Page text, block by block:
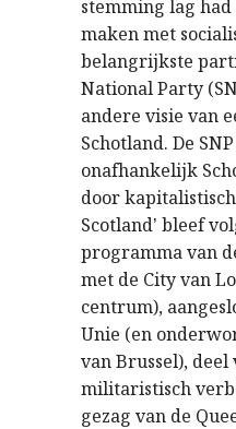
stemming lag
maken met
belangrijkste
National Party
andere visie van
Schotland. De
onafhankelijk
door
Scotland’ bleef
programma van
met de City van
centrum),
Unie (en
van Brussel), deel
militaristisch
gezag van de